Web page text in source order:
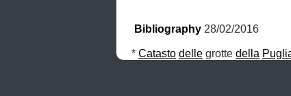
Bibliography 28/02/2016
* Catasto delle grotte della